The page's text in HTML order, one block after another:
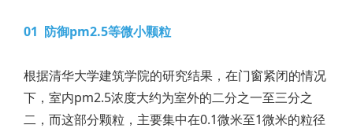
01 防御pm2.5等微小颗粒
根据清华大学建筑学院的研究结果，在门窗紧闭的情况
下，室内pm2.5浓度大约为室外的二分之一至三分之
二，而这部分颗粒，主要集中在0.1微米至1微米的粒径